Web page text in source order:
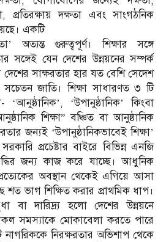
প্রতিরক্ষায় দক্ষতা এবং সাংগঠনিক
একটি
অত্যন্ত গুরুত্বপূর্ণ। শিক্ষার সঙ্গে
সঙ্গেই যেন দেশের উন্নয়নের সম্পর্ক
সাক্ষরতার হার যত বেশি সেদেশ
সচেতন জাতি। শিক্ষা সাধারণত ৩ টি
‘উপানুষ্ঠানিক’ কিংবা
শিক্ষা” বঞ্চিত বা আনুষ্ঠানিক
জন্যই ‘উপানুষ্ঠানিকভাবেই শিক্ষা’
প্রচেষ্টার বাইরে বিভিন্ন এনজি
জন্য কাজ করে যাচ্ছে। আধুনিক
অবস্থান থেকেই এগিয়ে আসা
শত ভাগ শিক্ষিত করার প্রাথমিক ধাপ।
বা দারিদ্র্য হলো দেশের উন্নয়নে
সমস্যাকে মোকাবেলা করতে পারে
নাগরিককে নিরক্ষরতার অভিশাপ থেকে